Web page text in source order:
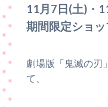
11月7日(土)・
期間限定ショッ
劇場版「鬼滅の刃
て、